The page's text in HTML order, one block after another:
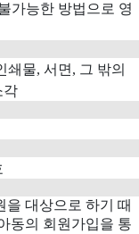
가능한 방법으로 영
쇄물, 서면, 그 밖의
각
을 대상으로 하기 때
동의 회원가입을 통